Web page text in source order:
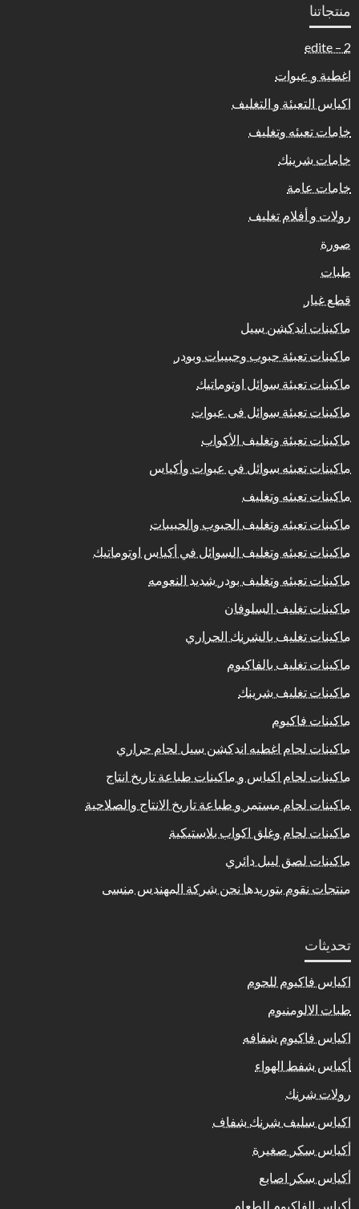
منتجاتنا
2 – edite
اغطية و عبوات
اكياس التعبئة و التغليف
خامات تعبئه وتغليف
خامات شرينك
خامات عامة
رولات و أفلام تغليف
صورة
طبات
قطع غيار
ماكينات اندكشن سيل
ماكينات تعبئة حبوب وحبيبات وبودر
ماكينات تعبئة سوائل اوتوماتيك
ماكينات تعبئة سوائل فى عبوات
ماكينات تعبئة وتغليف الأكواب
ماكينات تعبئه سوائل في عبوات وأكياس
ماكينات تعبئه وتغليف
ماكينات تعبئه وتغليف الحبوب والحبيبات
ماكينات تعبئه وتغليف السوائل في أكياس اوتوماتيك
ماكينات تعبئه وتغليف بودر شديد النعومه
ماكينات تغليف السلوفان
ماكينات تغليف بالشرنك الحراري
ماكينات تغليف بالفاكيوم
ماكينات تغليف شرينك
ماكينات فاكيوم
ماكينات لحام اغطيه اندكشن سيل لحام حراري
ماكينات لحام اكياس و ماكينات طباعة تاريخ انتاج
ماكينات لحام مستمر و طباعة تاريخ الانتاج والصلاحية
ماكينات لحام وغلق اكواب بلاستيكية
ماكينات لصق ليبل دائري
منتجات نقوم بتوريدها نحن شركة المهندس منسى
تحديثات
اكياس فاكيوم للحوم
طبات الالومنيوم
اكياس فاكيوم شفافه
أكياس شفط الهواء
رولات شرنك
اكياس سليف شرنك شفاف
أكياس سكر صغيرة
أكياس سكر اصابع
أكياس الفاكيوم للطعام